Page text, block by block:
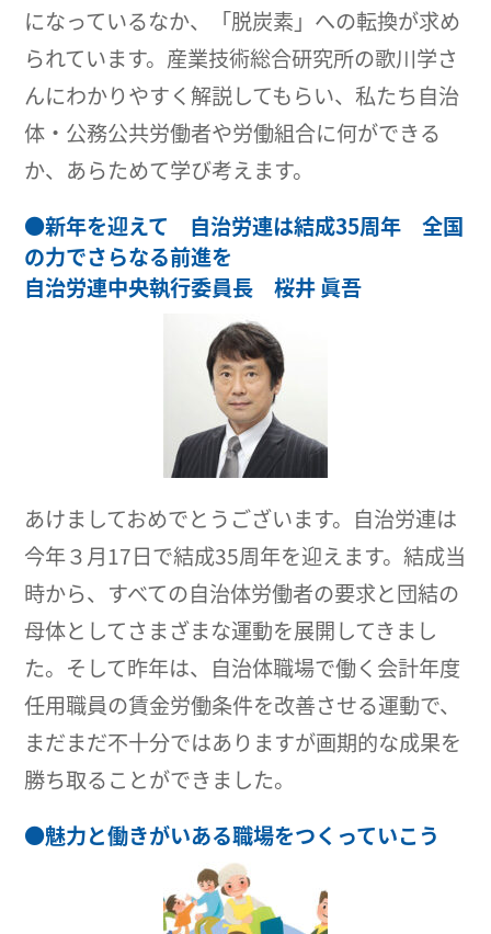
になっているなか、「脱炭素」への転換が求め
られています。産業技術総合研究所の歌川学さ
んにわかりやすく解説してもらい、私たち自治
体・公務公共労働者や労働組合に何ができる
か、あらためて学び考えます。
●新年を迎えて 自治労連は結成35周年 全国
の力でさらなる前進を
自治労連中央執行委員長 桜井 眞吾
あけましておめでとうございます。自治労連は
今年３月17日で結成35周年を迎えます。結成当
時から、すべての自治体労働者の要求と団結の
母体としてさまざまな運動を展開してきまし
た。そして昨年は、自治体職場で働く会計年度
任用職員の賃金労働条件を改善させる運動で、
まだまだ不十分ではありますが画期的な成果を
勝ち取ることができました。
●魅力と働きがいある職場をつくっていこう